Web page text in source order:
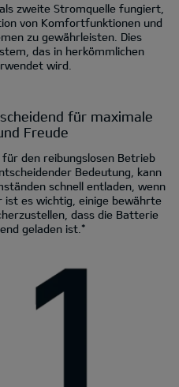
zweite Stromquelle fungiert,
von Komfortfunktionen und
zu gewährleisten. Dies
das in herkömmlichen
wird.
für maximale
Freude
den reibungslosen Betrieb
Bedeutung, kann
schnell entladen, wenn
es wichtig, einige bewährte
dass die Batterie
geladen ist.*